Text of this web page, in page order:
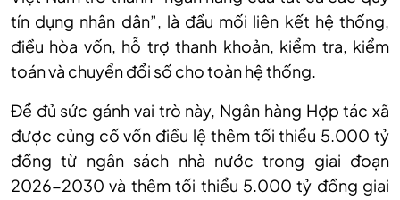
tín dụng nhân dân”, là đầu mối liên kết hệ thống,
điều hòa vốn, hỗ trợ thanh khoản, kiểm tra, kiểm
toán và chuyển đổi số cho toàn hệ thống.
Để đủ sức gánh vai trò này, Ngân hàng Hợp tác xã
được củng cố vốn điều lệ thêm tối thiểu 5.000 tỷ
đồng từ ngân sách nhà nước trong giai đoạn
2026-2030 và thêm tối thiểu 5.000 tỷ đồng giai